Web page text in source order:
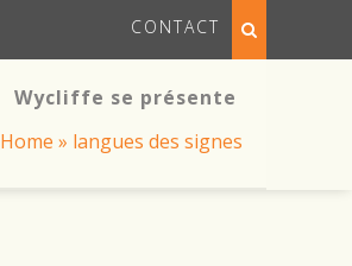
CONTACT
Wycliffe se présente
Home » langues des signes